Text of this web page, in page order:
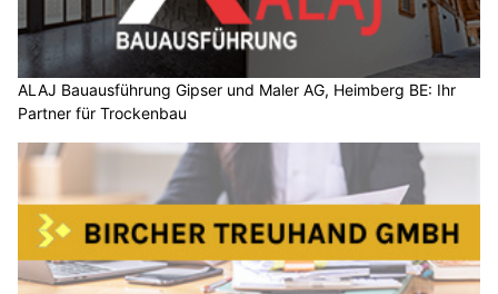
ALAJ Bauausführung Gipser und Maler AG, Heimberg BE: Ihr
Partner für Trockenbau